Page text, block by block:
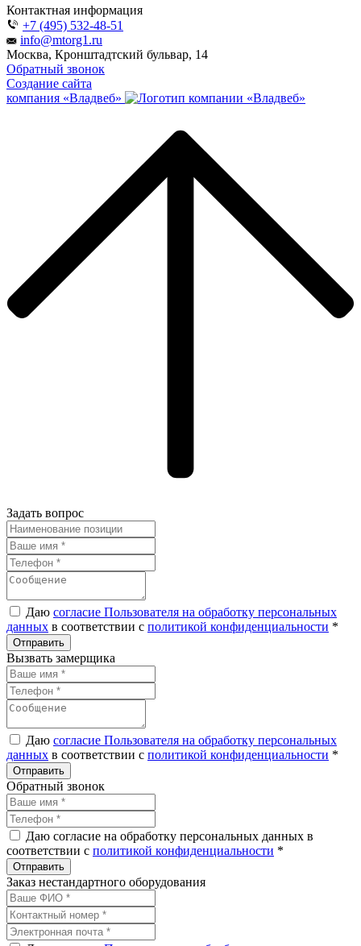
Контактная информация
+7 (495) 532-48-51
info@mtorg1.ru
Москва, Кронштадтский бульвар, 14
Обратный звонок
Создание сайта
компания «Владвеб»
Задать вопрос
Даю согласие Пользователя на обработку персональных
данных в соответствии с политикой конфиденциальности *
Вызвать замерщика
Даю согласие Пользователя на обработку персональных
данных в соответствии с политикой конфиденциальности *
Обратный звонок
Даю согласие на обработку персональных данных в
соответствии с политикой конфиденциальности *
Заказ нестандартного оборудования